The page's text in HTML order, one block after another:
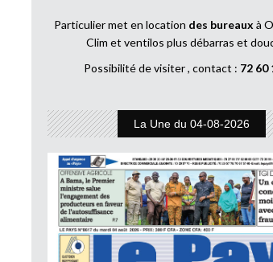
Particulier met en location des bureaux à
Clim et ventilos plus débarras et
Possibilité de visiter , contact : 72 60
La Une du 04-08-2026